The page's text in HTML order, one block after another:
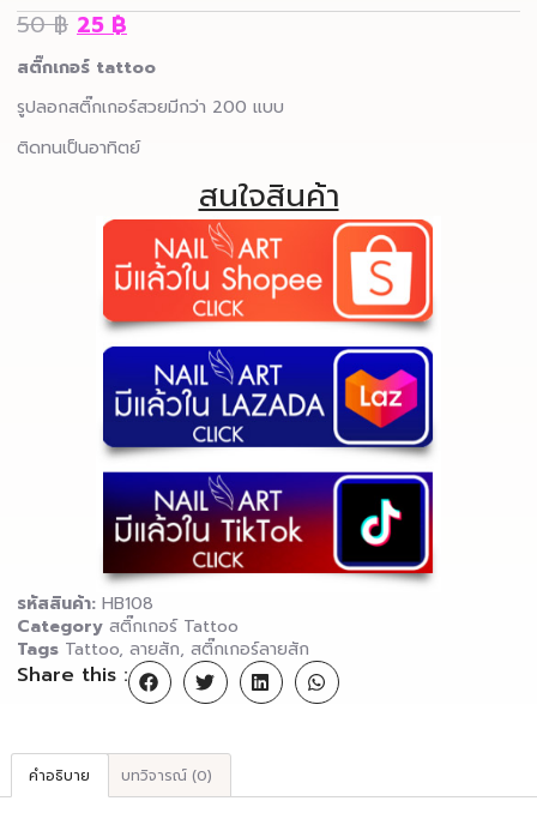
50฿ 25 ฿
สติ๊กเกอร์ tattoo
รูปลอกสติ๊กเกอร์สวยมีกว่า 200 แบบ
ติดทนเป็นอาทิตย์
สนใจสินค้า
รหัสสินค้า: HB108
Category สติ๊กเกอร์ Tattoo
Tags Tattoo, ลายสัก, สติ๊กเกอร์ลายสัก
Share this :
คำอธิบาย บทวิจารณ์ (0)